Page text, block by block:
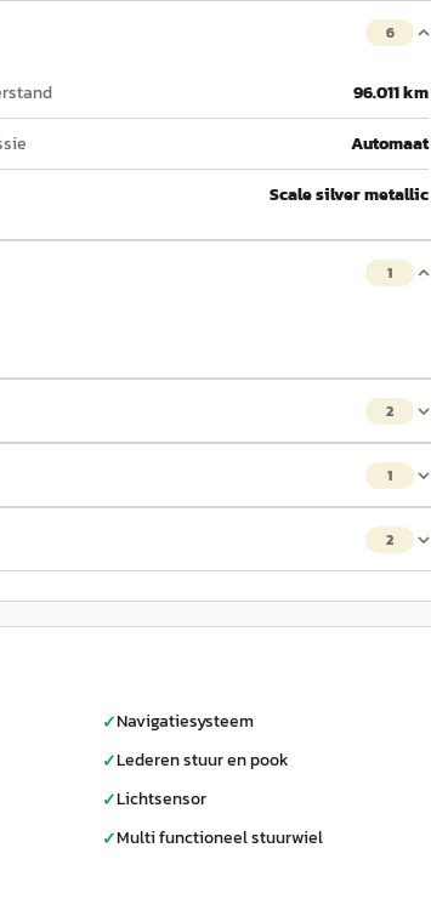
6
96.011 km
Automaat
Scale silver metallic
1
2
1
2
✓Navigatiesysteem
✓Lederen stuur en pook
✓Lichtsensor
✓Multi functioneel stuurwiel